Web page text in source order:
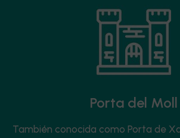
Porta del Moll
También conocida como Porta de